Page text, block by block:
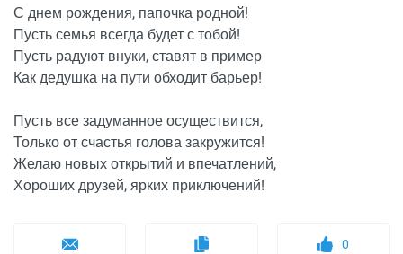
С днем рождения, папочка родной!
Пусть семья всегда будет с тобой!
Пусть радуют внуки, ставят в пример
Как дедушка на пути обходит барьер!
Пусть все задуманное осуществится,
Только от счастья голова закружится!
Желаю новых открытий и впечатлений,
Хороших друзей, ярких приключений!
0